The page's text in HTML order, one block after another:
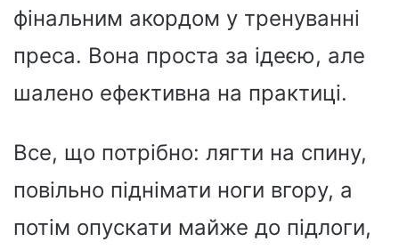
фінальним акордом у тренуванні
преса. Вона проста за ідеєю, але
шалено ефективна на практиці.
Все, що потрібно: лягти на спину,
повільно піднімати ноги вгору, а
потім опускати майже до підлоги,